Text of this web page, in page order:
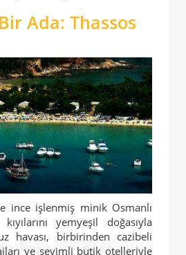
Ada: Thassos
ince işlenmiş minik Osmanlı
yemyeşil doğasıyla
havası, birbirinden cazibeli
ve sevimli butik otelleriyle